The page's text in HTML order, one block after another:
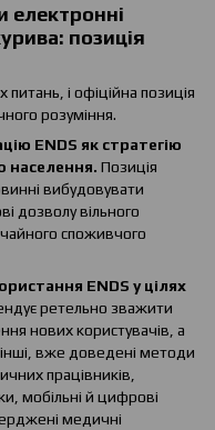
електронні
позиція
і офіційна позиція
розуміння.
ENDS як стратегію
населення. Позиція
вибудовувати
дозволу вільного
споживчого
ENDS у цілях
ретельно зважити
нових користувачів, а
вже доведені методи
працівників,
мобільні й цифрові
медичні